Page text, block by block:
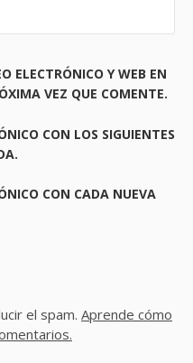
ELECTRÓNICO Y WEB EN
VEZ QUE COMENTE.
CON LOS SIGUIENTES
CON CADA NUEVA
el spam. Aprende cómo